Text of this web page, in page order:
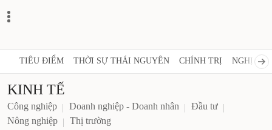
TIÊU ĐIỂM THỜI SỰ THÁI NGUYÊN CHÍNH TRỊ NGHỊ
KINH TẾ
Công nghiệp Doanh nghiệp - Doanh nhân
Đầu tư
Nông nghiệp
Thị trường